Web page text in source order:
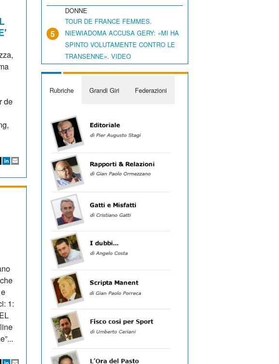
de
1:
5
DONNE
TOUR DE FRANCE FEMMES.
NIEWIADOMA ACCUSA GERY: «MI HA
SPINTO VOLUTAMENTE CONTRO LE
TRANSENNE». VIDEO
Rubriche Grandi Giri Federazioni